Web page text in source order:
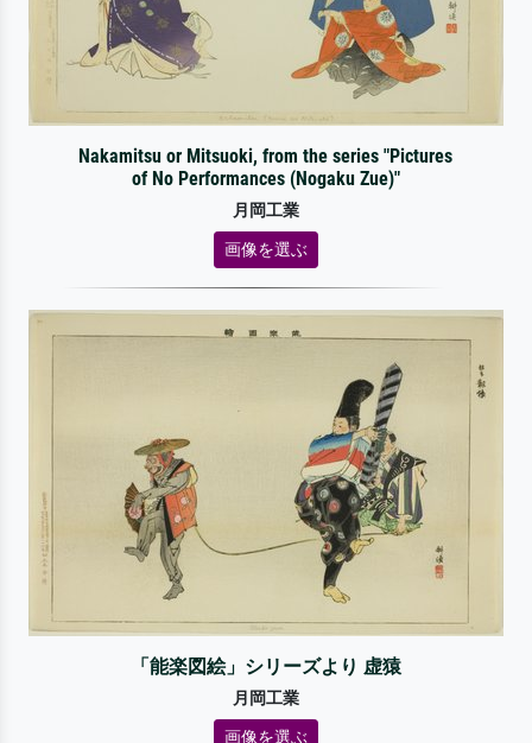
Nakamitsu or Mitsuoki, from the series "Pictures
of No Performances (Nogaku Zue)"
月岡工業
画像を選ぶ
「能楽図絵」シリーズより 虚猿
月岡工業
画像を選ぶ